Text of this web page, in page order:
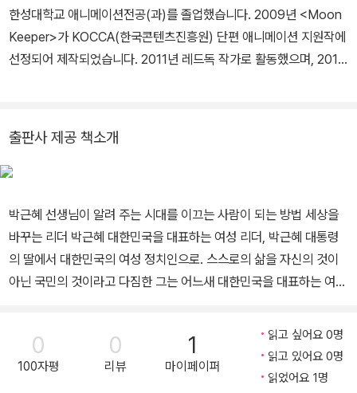
『호감력』, 『내 남자의 사생활』, 『나 혼자도 잘 산다』, 『소설 징비록』
등 20여 권이 있다.
한성대학교 애니메이션전공(과)를 졸업했습니다. 2009년 <Moon
Keeper>가 KOCCA(한국콘텐츠진흥원) 단편 애니메이션 지원작에
선정되어 제작되었습니다. 2011년 레드독 작가로 활동했으며, 2012
출판사 제공 책소개
박근혜 선생님이 알려 주는 시대를 이끄는 사람이 되는 방법 세상을
바꾸는 리더 박근혜 대한민국을 대표하는 여성 리더, 박근혜 대통령
의 딸에서 대한민국의 여성 정치인으로. 스스로의 삶을 자신의 것이
아닌 국민의 것이라고 다짐한 그는 어느새 대한민국을 대표하는 여성
재야에 머물다가 다시 여성 정치인이 되어 모두의 앞에 선 박근혜. 뚜
렷한 원칙을 가지고, 모든 일에 솔선수범하면서, 겸손한 태도로 다른
사람을 대하는 리더의 삶을 살아왔습니다.
0
100자평
0
리뷰
1
마이페이퍼
읽고 싶어요 0명
읽고 있어요 0명
읽었어요 1명